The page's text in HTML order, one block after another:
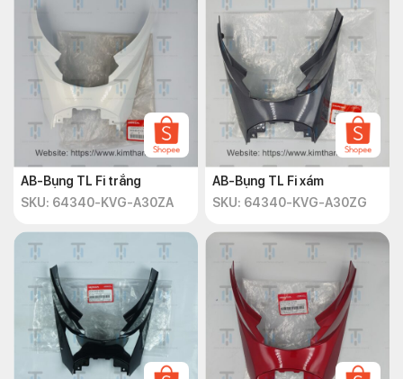
AB-Bụng TL Fi trắng
SKU: 64340-KVG-A30ZA
AB-Bụng TL Fi xám
SKU: 64340-KVG-A30ZG